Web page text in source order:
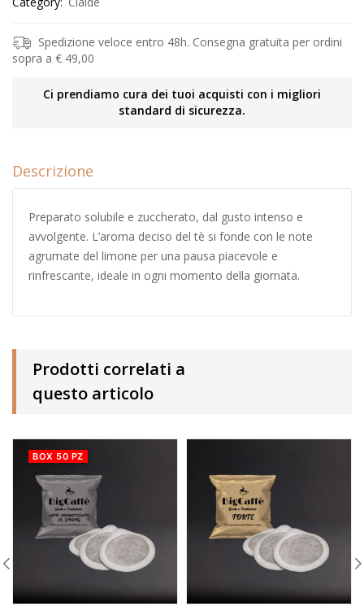
Spedizione veloce entro 48h. Consegna gratuita per ordini
sopra a € 49,00
Ci prendiamo cura dei tuoi acquisti con i migliori
standard di sicurezza.
Descrizione
Preparato solubile e zuccherato, dal gusto intenso e
avvolgente. L’aroma deciso del tè si fonde con le note
agrumate del limone per una pausa piacevole e
rinfrescante, ideale in ogni momento della giornata.
Prodotti correlati a
questo articolo
BOX 50 PZ